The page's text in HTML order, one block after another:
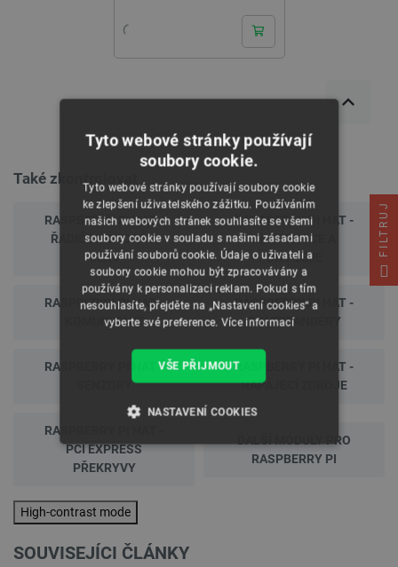
Také zkontrolovat
RASPBERRY PI HAT -
ŘADIČE MOTORŮ A
SERV
RASPBERRY PI HAT -
KLÁVESNICE A
DISPLEJE
RASPBERRY PI HAT -
KOMUNIKACE
RASPBERRY PI HAT -
PIN EXPANDÉRY
RASPBERRY PI HAT -
SENZORY
RASPBERRY PI HAT -
NAPÁJECÍ ZDROJE
RASPBERRY PI HAT -
PCI EXPRESS
PŘEKRYVY
DALŠÍ MODULY PRO
RASPBERRY PI
High-contrast mode
SOUVISEJÍCI ČLÁNKY
FILTRUJ
Tyto webové stránky používají
soubory cookie.
Tyto webové stránky používají soubory cookie
ke zlepšení uživatelského zážitku. Používáním
našich webových stránek souhlasíte se všemi
soubory cookie v souladu s našimi zásadami
používání souborů cookie. Údaje o uživateli a
soubory cookie mohou být zpracovávány a
používány k personalizaci reklam. Pokud s tím
nesouhlasíte, přejděte na „Nastavení cookies“ a
vyberte své preference. Více informací
VŠE PŘIJMOUT
NASTAVENÍ COOKIES
NEZBYTNĚ NUTNÉ SOUBORY